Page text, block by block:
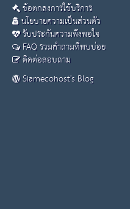
ข้อตกลงการใช้บริการ
นโยบายความเป็นส่วนตัว
รับประกันความพึงพอใจ
FAQ รวมคำถามที่พบบ่อย
ติดต่อสอบถาม
Siamecohost's Blog